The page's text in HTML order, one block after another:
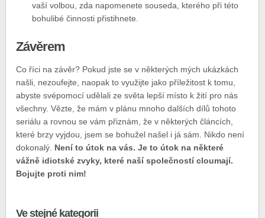
vaší volbou, zda napomenete souseda, kterého při této
bohulibé činnosti přistihnete.
Závěrem
Co říci na závěr? Pokud jste se v některých mých ukázkách
našli, nezoufejte, naopak to využijte jako příležitost k tomu,
abyste svépomocí udělali ze světa lepší místo k žití pro nás
všechny. Vězte, že mám v plánu mnoho dalších dílů tohoto
seriálu a rovnou se vám přiznám, že v některých článcích,
které brzy vyjdou, jsem se bohužel našel i já sám. Nikdo není
dokonalý. Není to útok na vás. Je to útok na některé
vážně idiotské zvyky, které naší společností cloumají.
Bojujte proti nim!
Ve stejné kategorii